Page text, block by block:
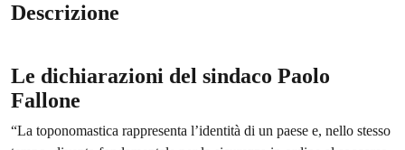
Descrizione
Le dichiarazioni del sindaco Paolo
Fallone
“La toponomastica rappresenta l’identità di un paese e, nello stesso